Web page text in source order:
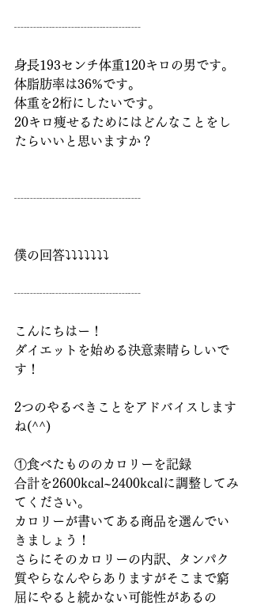
┈┈┈┈┈┈┈┈┈┈
身長193センチ体重120キロの男です。
体脂肪率は36%です。
体重を2桁にしたいです。
20キロ痩せるためにはどんなことをし
たらいいと思いますか？
┈┈┈┈┈┈┈┈┈┈
僕の回答⤵︎⤵︎⤵︎⤵︎⤵︎⤵︎⤵︎
┈┈┈┈┈┈┈┈┈┈
こんにちはー！
ダイエットを始める決意素晴らしいで
す！
2つのやるべきことをアドバイスします
ね(^^)
①食べたもののカロリーを記録
合計を2600kcal~2400kcalに調整してみ
てください。
カロリーが書いてある商品を選んでい
きましょう！
さらにそのカロリーの内訳、タンパク
質やらなんやらありますがそこまで窮
屈にやると続かない可能性があるの